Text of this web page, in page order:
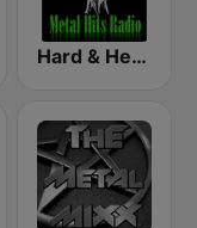
Hard & Heavy Metal Hits